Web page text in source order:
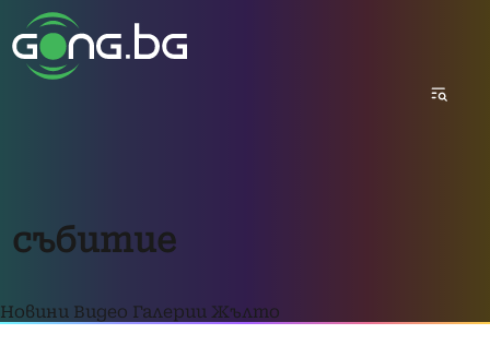
събитие
Новини Видео Галерии Жълто